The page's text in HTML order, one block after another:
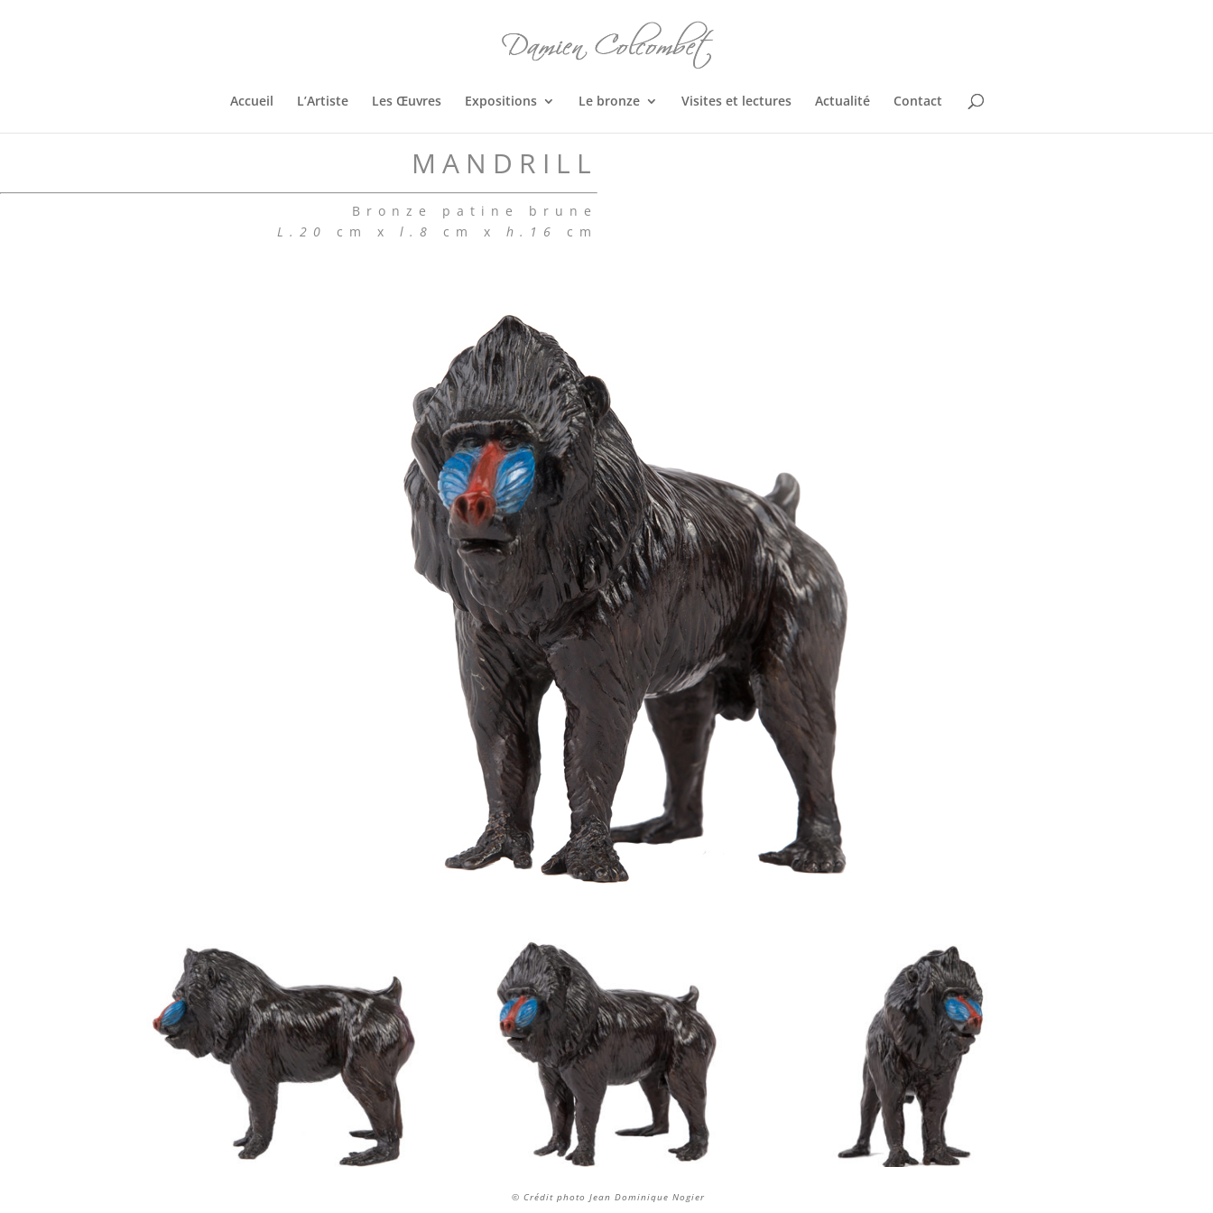
Accueil L’Artiste Les Œuvres Expositions Le bronze Visites et lectures Actualité Contact
MANDRILL
Bronze patine brune
L.20 cm x l.8 cm x h.16 cm
© Crédit photo Jean Dominique Nogier